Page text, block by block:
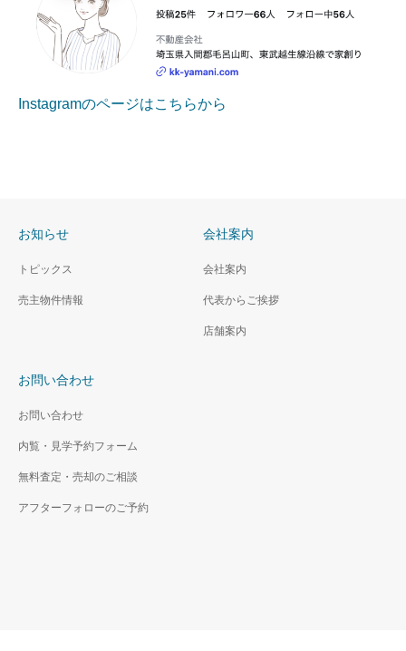
Instagramのページはこちらから
お知らせ
トピックス
売主物件情報
会社案内
会社案内
代表からご挨拶
店舗案内
お問い合わせ
お問い合わせ
内覧・見学予約フォーム
無料査定・売却のご相談
アフターフォローのご予約